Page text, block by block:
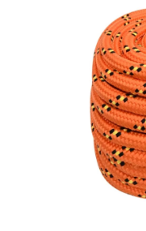
hviezdičiek.